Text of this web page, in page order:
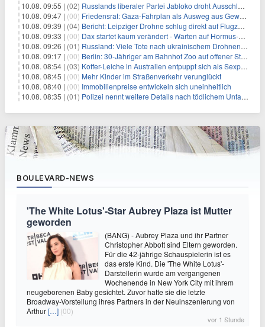
10.08. 09:55 | (02) Russlands liberaler Partei Jabloko droht Ausschluss von Wahl
10.08. 09:47 | (00) Friedensrat: Gaza-Fahrplan als Ausweg aus Gewaltspirale
10.08. 09:39 | (04) Bericht: Leipziger Drohne schlug direkt auf Flugzeug ein
10.08. 09:33 | (00) Dax startet kaum verändert - Warten auf Hormus-Öffnung geht weiter
10.08. 09:26 | (01) Russland: Viele Tote nach ukrainischem Drohnenangriff
10.08. 09:17 | (00) Berlin: 30-Jähriger am Bahnhof Zoo auf offener Straße erschossen
10.08. 08:54 | (03) Koffer-Leiche in Australien entpuppt sich als Sexpuppe
10.08. 08:45 | (00) Mehr Kinder im Straßenverkehr verunglückt
10.08. 08:40 | (00) Immobilienpreise entwickeln sich uneinheitlich
10.08. 08:35 | (01) Polizei nennt weitere Details nach tödlichem Unfall auf B470
BOULEVARD-NEWS
'The White Lotus'-Star Aubrey Plaza ist Mutter
geworden
(BANG) - Aubrey Plaza und ihr Partner
Christopher Abbott sind Eltern geworden.
Für die 42-jährige Schauspielerin ist es
das erste Kind. Die 'The White Lotus'-
Darstellerin wurde am vergangenen
Wochenende in New York City mit ihrem
neugeborenen Baby gesichtet. Zuvor hatte sie die letzte
Broadway-Vorstellung ihres Partners in der Neuinszenierung von
Arthur[…] (00)
vor 1 Stunde